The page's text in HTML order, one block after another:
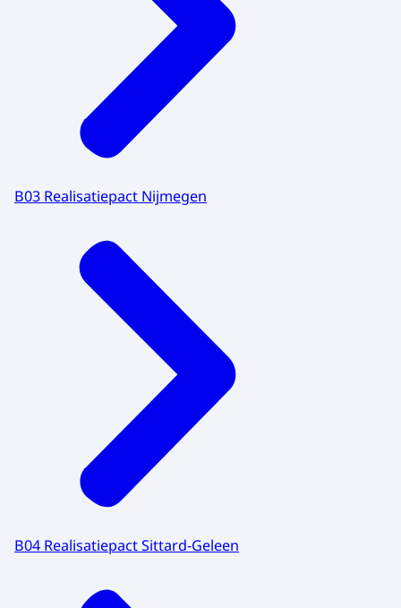
B03 Realisatiepact Nijmegen
B04 Realisatiepact Sittard-Geleen